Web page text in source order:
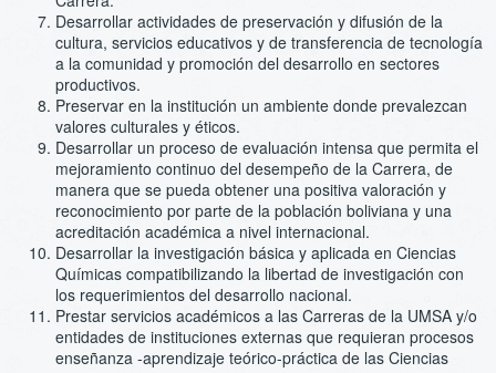
Desarrollar actividades de preservación y difusión de la
cultura, servicios educativos y de transferencia de tecnología
a la comunidad y promoción del desarrollo en sectores
productivos.
Preservar en la institución un ambiente donde prevalezcan
valores culturales y éticos.
Desarrollar un proceso de evaluación intensa que permita el
mejoramiento continuo del desempeño de la Carrera, de
manera que se pueda obtener una positiva valoración y
reconocimiento por parte de la población boliviana y una
acreditación académica a nivel internacional.
Desarrollar la investigación básica y aplicada en Ciencias
Químicas compatibilizando la libertad de investigación con
los requerimientos del desarrollo nacional.
Prestar servicios académicos a las Carreras de la UMSA y/o
entidades de instituciones externas que requieran procesos
enseñanza -aprendizaje teórico-práctica de las Ciencias